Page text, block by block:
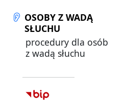
OSOBY Z WADĄ
SŁUCHU
procedury dla osób
z wadą słuchu